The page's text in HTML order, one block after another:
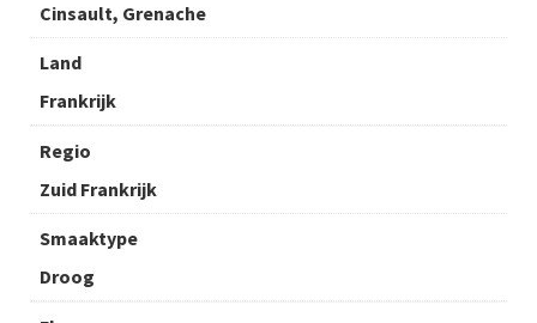
Cinsault, Grenache
Land
Frankrijk
Regio
Zuid Frankrijk
Smaaktype
Droog